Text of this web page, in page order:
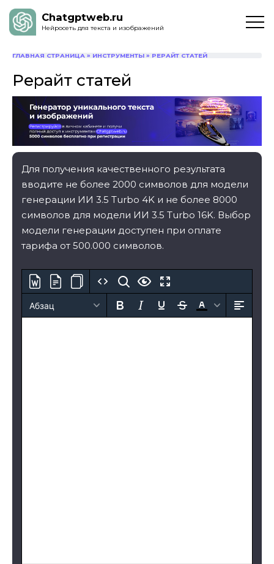
Chatgptweb.ru
Нейросеть для текста и изображений
ГЛАВНАЯ СТРАНИЦА » ИНСТРУМЕНТЫ » РЕРАЙТ СТАТЕЙ
Рерайт статей
Для получения качественного результата
вводите не более 2000 символов для модели
генерации ИИ 3.5 Turbo 4K и не более 8000
символов для модели ИИ 3.5 Turbo 16K. Выбор
модели генерации доступен при оплате
тарифа от 500.000 символов.
Абзац